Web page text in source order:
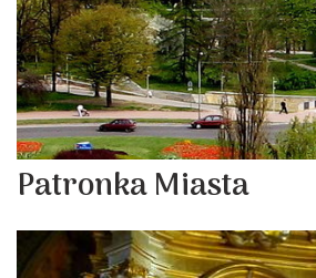
Patronka Miasta